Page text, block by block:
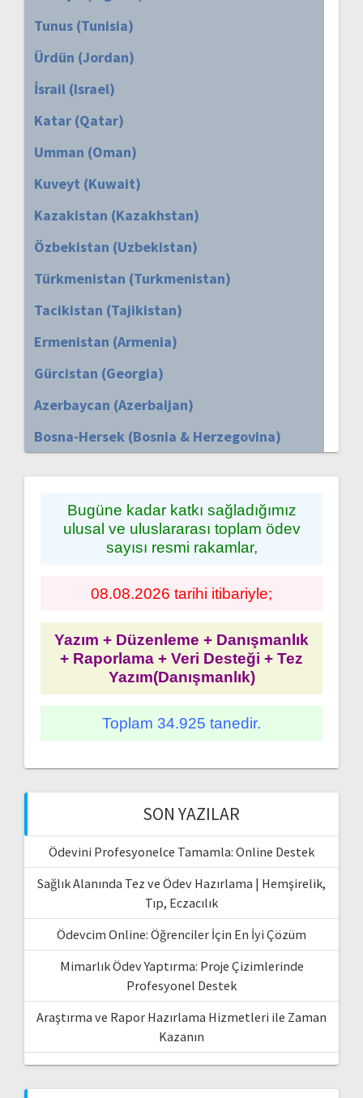
Tunus (Tunisia)
Ürdün (Jordan)
İsrail (Israel)
Katar (Qatar)
Umman (Oman)
Kuveyt (Kuwait)
Kazakistan (Kazakhstan)
Özbekistan (Uzbekistan)
Türkmenistan (Turkmenistan)
Tacikistan (Tajikistan)
Ermenistan (Armenia)
Gürcistan (Georgia)
Azerbaycan (Azerbaijan)
Bosna-Hersek (Bosnia & Herzegovina)
Bugüne kadar katkı sağladığımız
ulusal ve uluslararası toplam ödev
sayısı resmi rakamlar,
08.08.2026 tarihi itibariyle;
Yazım + Düzenleme + Danışmanlık
+ Raporlama + Veri Desteği + Tez
Yazım(Danışmanlık)
Toplam 34.925 tanedir.
SON YAZILAR
Ödevini Profesyonelce Tamamla: Online Destek
Sağlık Alanında Tez ve Ödev Hazırlama | Hemşirelik,
Tıp, Eczacılık
Ödevcim Online: Öğrenciler İçin En İyi Çözüm
Mimarlık Ödev Yaptırma: Proje Çizimlerinde
Profesyonel Destek
Araştırma ve Rapor Hazırlama Hizmetleri ile Zaman
Kazanın